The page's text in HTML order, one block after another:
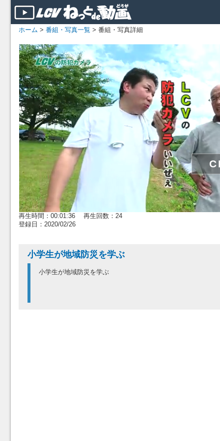
ホーム > 番組・写真一覧 > 番組・写真詳細
再生時間：00:01:36 再生回数：24
登録日：2020/02/26
小学生が地域防災を学ぶ
小学生が地域防災を学ぶ